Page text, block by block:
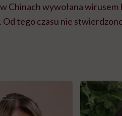
Chinach wywołana wirusem
tego czasu nie